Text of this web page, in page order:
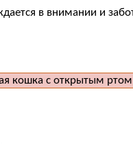
в внимании и